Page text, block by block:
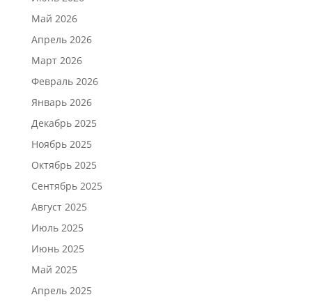
Май 2026
Апрель 2026
Март 2026
Февраль 2026
Январь 2026
Декабрь 2025
Ноябрь 2025
Октябрь 2025
Сентябрь 2025
Август 2025
Июль 2025
Июнь 2025
Май 2025
Апрель 2025